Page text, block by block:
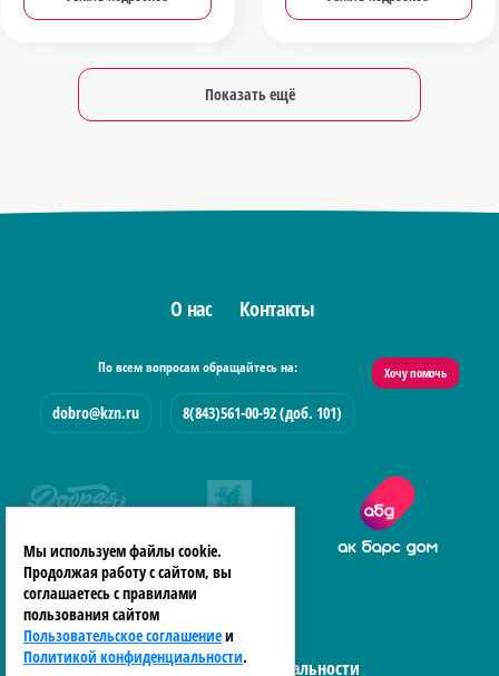
Показать ещё
О нас Контакты
По всем вопросам обращайтесь на:
dobro@kzn.ru 8(843)561-00-92 (доб. 101)
Хочу помочь
Политика конфиденциальности
Мы используем файлы cookie.
Продолжая работу с сайтом, вы
соглашаетесь с правилами
пользования сайтом
Пользовательское соглашениеи
Политикой конфиденциальности.